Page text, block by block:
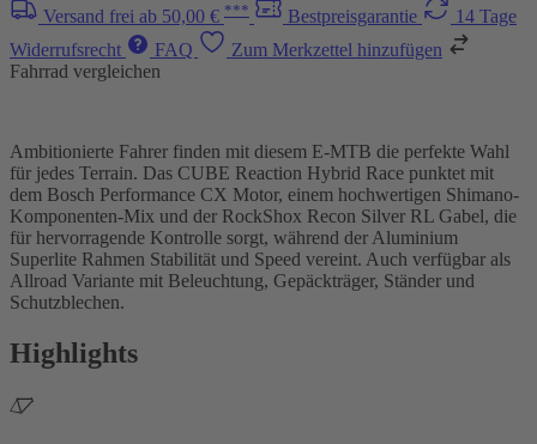
Versand frei ab 50,00 € *** Bestpreisgarantie
14 Tage
Widerrufsrecht
FAQ
Zum Merkzettel hinzufügen
Fahrrad vergleichen
Ambitionierte Fahrer finden mit diesem E-MTB die perfekte Wahl
für jedes Terrain. Das CUBE Reaction Hybrid Race punktet mit
dem Bosch Performance CX Motor, einem hochwertigen Shimano-
Komponenten-Mix und der RockShox Recon Silver RL Gabel, die
für hervorragende Kontrolle sorgt, während der Aluminium
Superlite Rahmen Stabilität und Speed vereint. Auch verfügbar als
Allroad Variante mit Beleuchtung, Gepäckträger, Ständer und
Schutzblechen.
Highlights